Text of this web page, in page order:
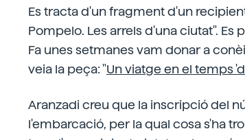
Es tracta d'un fragment d'un
Pompelo. Les arrels d'una ciutat".
Fa unes setmanes vam donar a
veia la peça: "Un viatge en el temps
Aranzadi creu que la inscripció del
l'embarcació, per la qual cosa s'ha